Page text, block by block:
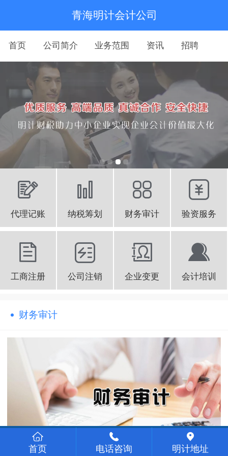
青海明计会计公司
首页 公司简介 业务范围 资讯 招聘
代理记账 纳税筹划 财务审计 验资服务
工商注册 公司注销 企业变更 会计培训
财务审计
首页 电话咨询 明计地址